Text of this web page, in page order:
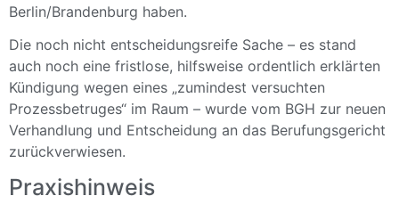
Berlin/Brandenburg haben.
Die noch nicht entscheidungsreife Sache – es stand
auch noch eine fristlose, hilfsweise ordentlich erklärten
Kündigung wegen eines „zumindest versuchten
Prozessbetruges“ im Raum – wurde vom BGH zur neuen
Verhandlung und Entscheidung an das Berufungsgericht
zurückverwiesen.
Praxishinweis